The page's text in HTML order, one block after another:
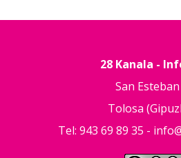
28 Kanala -
San
Tolosa
Tel: 943 69 89 35 -